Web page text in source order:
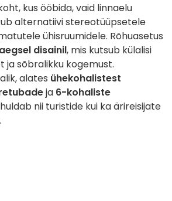
kus ööbida, vaid linnaelu
alternatiivi stereotüüpsetele
ühisruumidele. Rõhuasetus
disainil, mis kutsub külalisi
ja sõbralikku kogemust.
alates ühekohalistest
ja 6-kohaliste
nii turistide kui ka ärireisijate